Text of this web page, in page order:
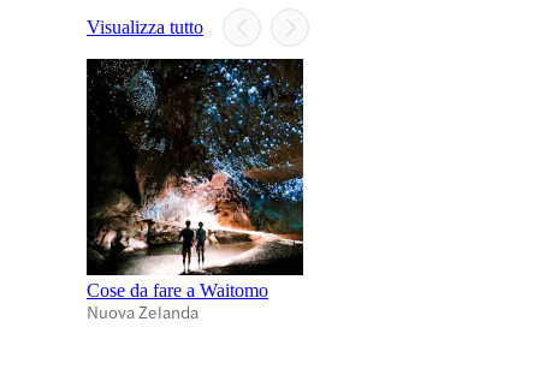
Visualizza tutto
Cose da fare a Waitomo
Nuova Zelanda